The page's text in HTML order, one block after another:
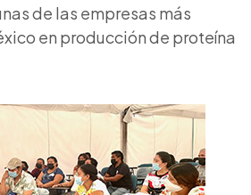
de las empresas más
en producción de proteína